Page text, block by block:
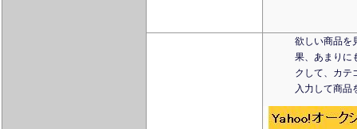
欲しい商品を
果、あまりに
クして、カテ
入力して商品